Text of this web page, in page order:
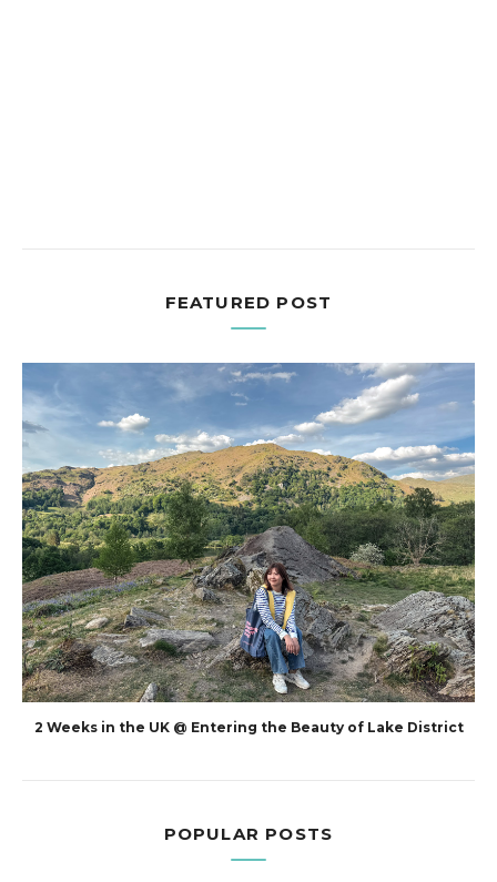
FEATURED POST
2 Weeks in the UK @ Entering the Beauty of Lake District
POPULAR POSTS